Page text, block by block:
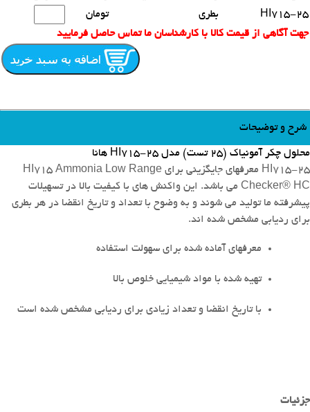
HI715-25
بطری
تومان
جهت آگاهی از قیمت کالا با کارشناسان ما تماس حاصل فرمایید
شرح و توضیحات
محلول چکر آمونیاک (25 تست) مدل HI715-25 هانا
HI715-25 معرفهای جایگزینی برای HI715 Ammonia Low Range
Checker® HC می باشد.
این واکنش های با کیفیت بالا در تسهیلات
پیشرفته ما تولید می شوند و به وضوح با تعداد و تاریخ انقضا در هر بطری
برای ردیابی مشخص شده اند.
معرفهای آماده شده برای سهولت استفاده
تهیه شده با مواد شیمیایی خلوص بالا
با تاریخ انقضا و تعداد زیادی برای ردیابی مشخص شده است
جزئیات